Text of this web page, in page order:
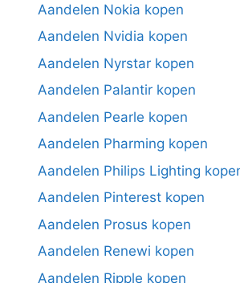
Aandelen Nokia kopen
Aandelen Nvidia kopen
Aandelen Nyrstar kopen
Aandelen Palantir kopen
Aandelen Pearle kopen
Aandelen Pharming kopen
Aandelen Philips Lighting
Aandelen Pinterest kopen
Aandelen Prosus kopen
Aandelen Renewi kopen
Aandelen Ripple kopen